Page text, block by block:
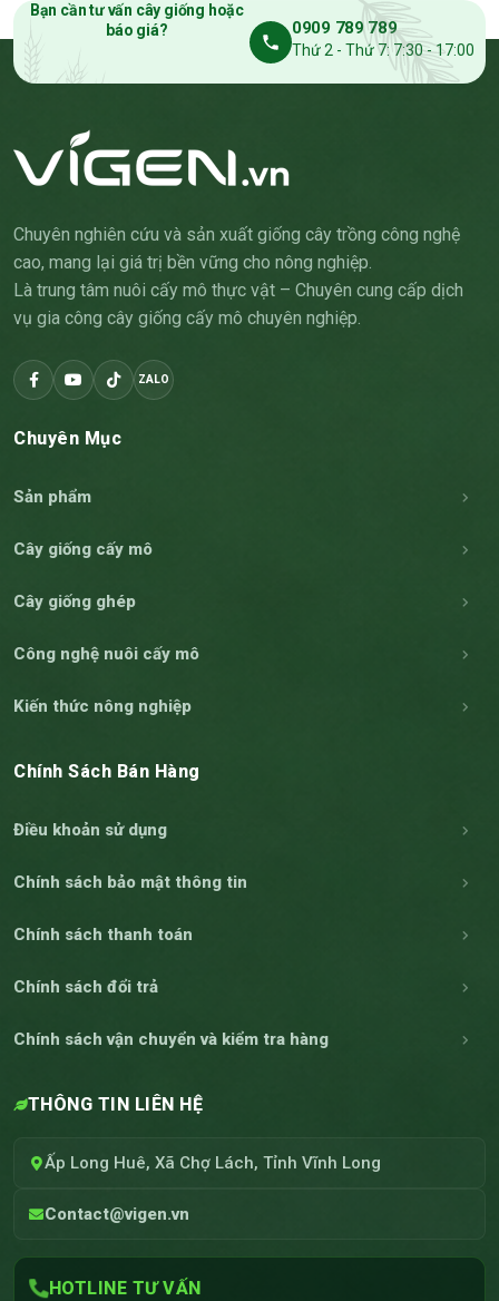
Bạn cần tư vấn cây giống hoặc
báo giá?
0909 789 789
Thứ 2 - Thứ 7: 7:30 - 17:00
Chuyên nghiên cứu và sản xuất giống cây trồng công nghệ
cao, mang lại giá trị bền vững cho nông nghiệp.
Là trung tâm nuôi cấy mô thực vật – Chuyên cung cấp dịch
vụ gia công cây giống cấy mô chuyên nghiệp.
ZALO
Chuyên Mục
Sản phẩm
Cây giống cấy mô
Cây giống ghép
Công nghệ nuôi cấy mô
Kiến thức nông nghiệp
Chính Sách Bán Hàng
Điều khoản sử dụng
Chính sách bảo mật thông tin
Chính sách thanh toán
Chính sách đổi trả
Chính sách vận chuyển và kiểm tra hàng
THÔNG TIN LIÊN HỆ
Ấp Long Huê, Xã Chợ Lách, Tỉnh Vĩnh Long
Contact@vigen.vn
HOTLINE TƯ VẤN